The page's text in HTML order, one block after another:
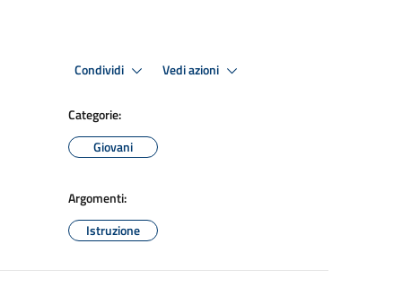
Condividi Vedi azioni
Categorie:
Giovani
Argomenti:
Istruzione